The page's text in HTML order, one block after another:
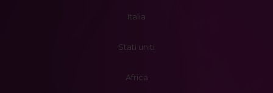
Italia
Stati uniti
Africa